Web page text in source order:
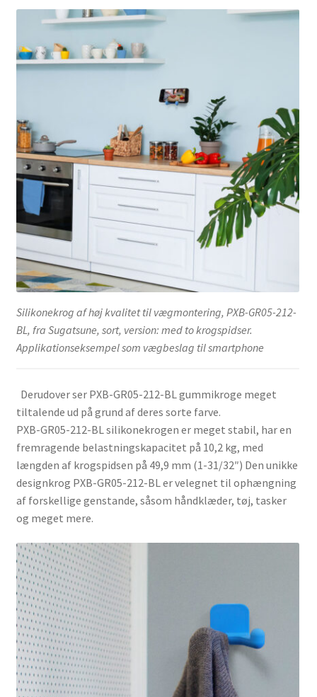
Silikonekrog af høj kvalitet til vægmontering, PXB-GR05-212-
BL, fra Sugatsune, sort, version: med to krogspidser.
Applikationseksempel som vægbeslag til smartphone
Derudover ser PXB-GR05-212-BL gummikroge meget
tiltalende ud på grund af deres sorte farve.
PXB-GR05-212-BL silikonekrogen er meget stabil, har en
fremragende belastningskapacitet på 10,2 kg, med
længden af krogspidsen på 49,9 mm (1-31/32″) Den unikke
designkrog PXB-GR05-212-BL er velegnet til ophængning
af forskellige genstande, såsom håndklæder, tøj, tasker
og meget mere.